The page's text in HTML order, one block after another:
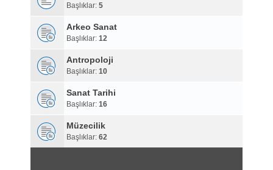
Başlıklar: 5
Arkeo Sanat
Başlıklar: 12
Antropoloji
Başlıklar: 10
Sanat Tarihi
Başlıklar: 16
Müzecilik
Başlıklar: 62